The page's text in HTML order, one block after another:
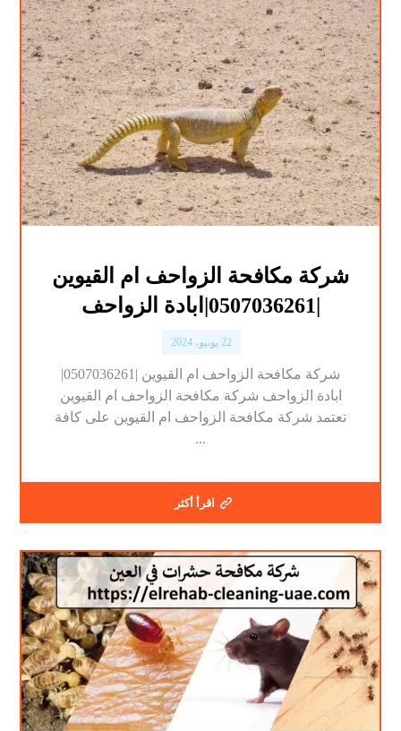
شركة مكافحة الزواحف ام القيوين
22 يونيو، 2024
شركة مكافحة الزواحف ام القيوين |0507036261|
ابادة الزواحف شركة مكافحة الزواحف ام القيوين
تعتمد شركة مكافحة الزواحف ام القيوين على كافة
...
اقرأ أكثر